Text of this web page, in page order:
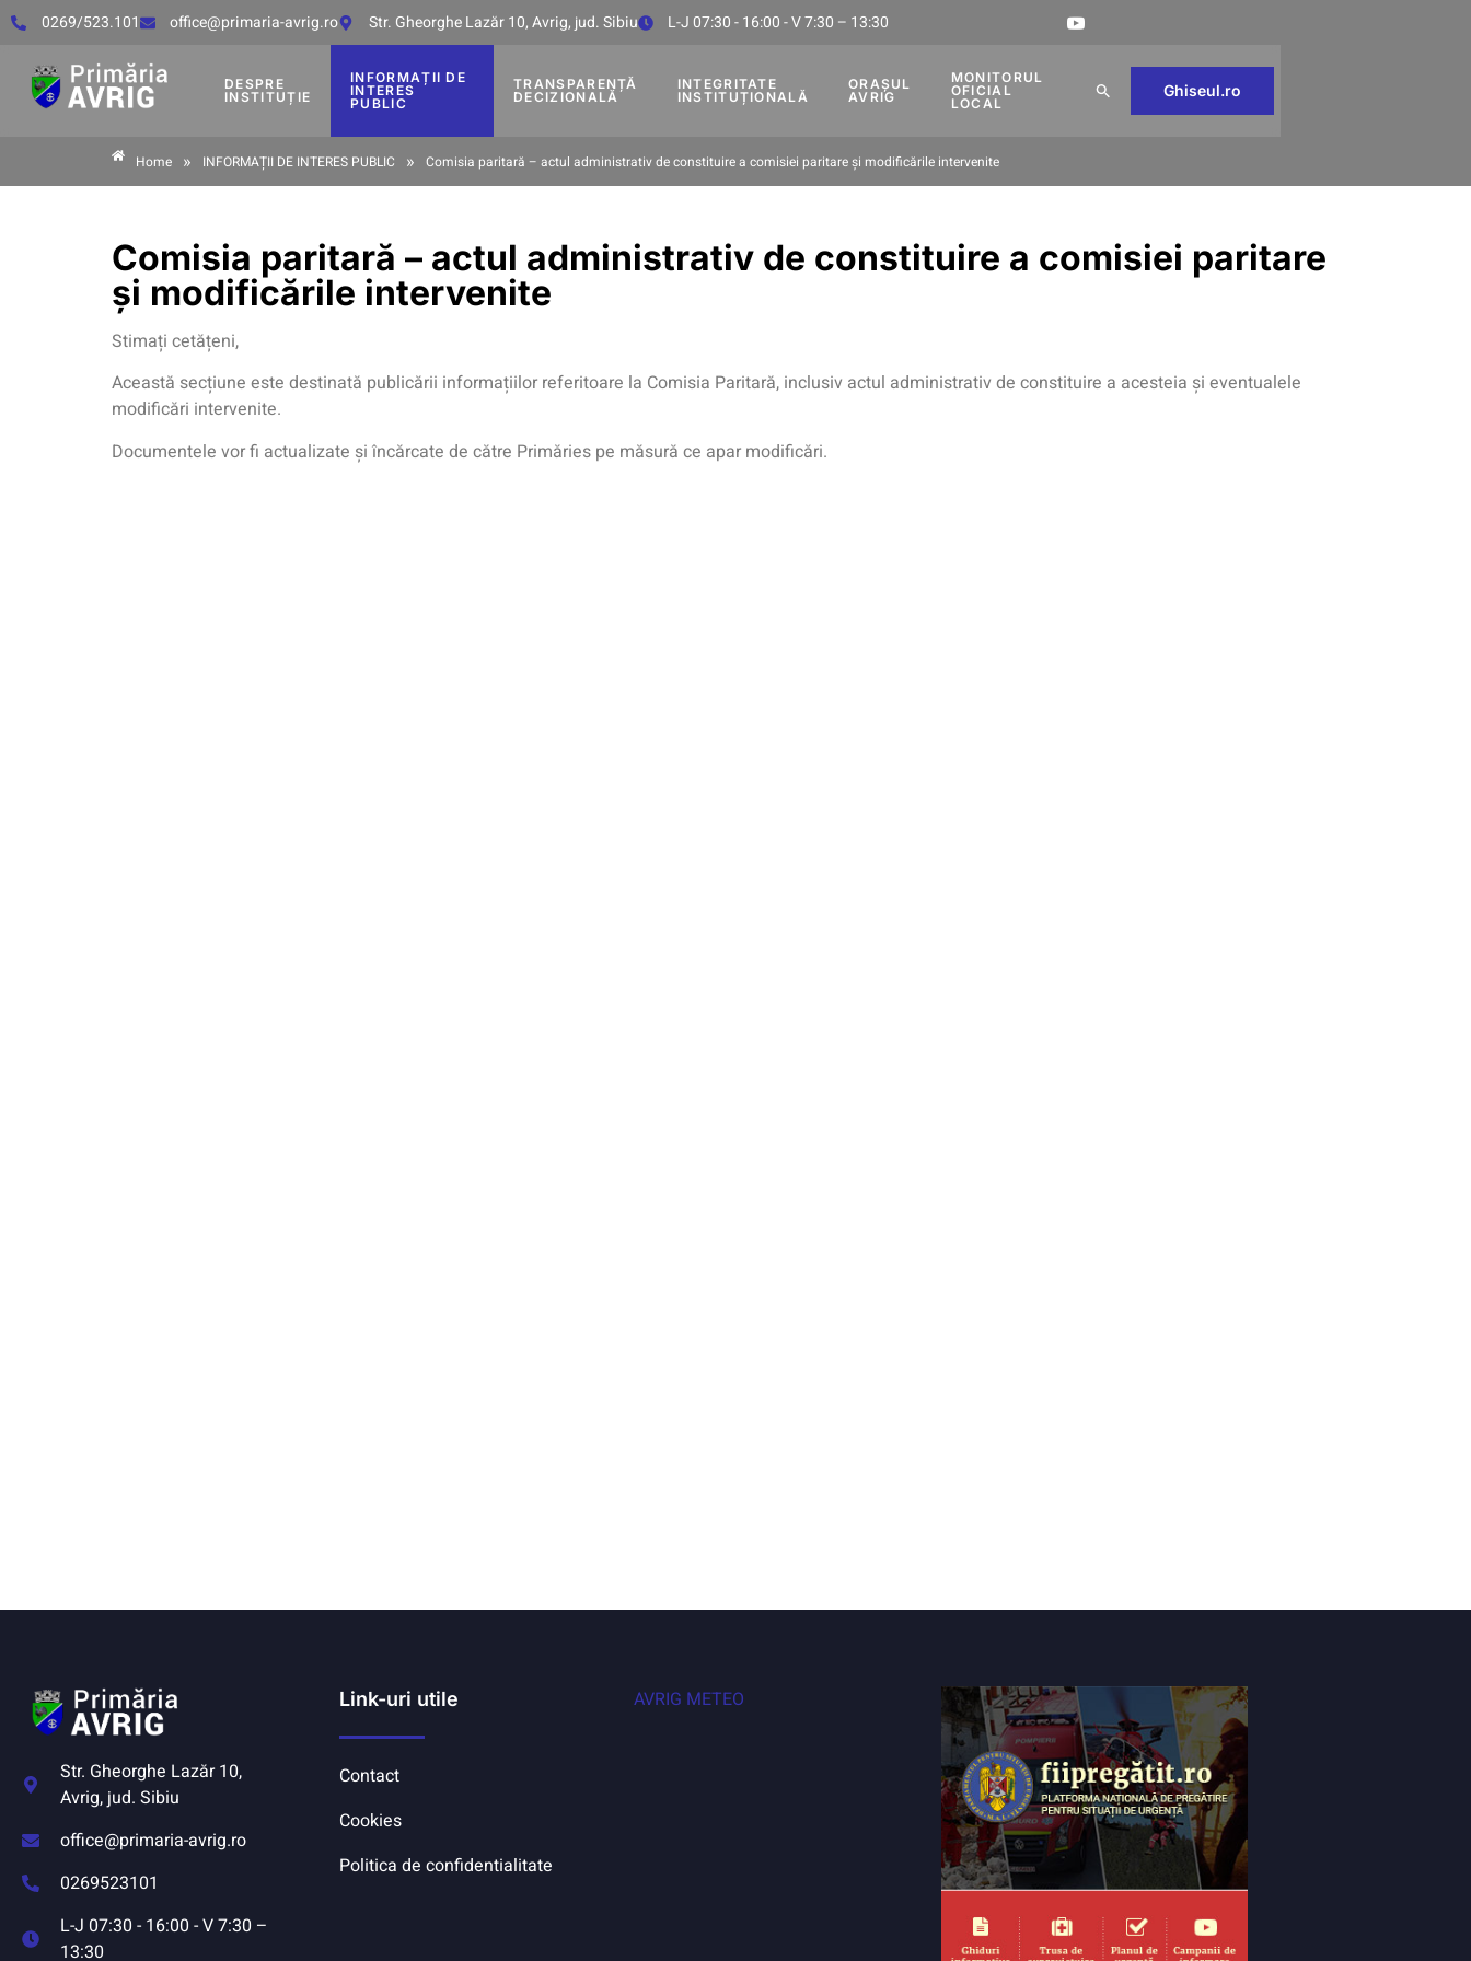
0269/523.101 office@primaria-avrig.ro Str. Gheorghe Lazăr 10, Avrig, jud. Sibiu L-J 07:30 - 16:00 - V 7:30 – 13:30
DESPRE
INSTITUȚIE
INFORMAȚII DE
INTERES
PUBLIC
TRANSPARENȚĂ
DECIZIONALĂ
INTEGRITATE
INSTITUȚIONALĂ
ORAȘUL
AVRIG
MONITORUL
OFICIAL
LOCAL
Ghiseul.ro
Home » INFORMAȚII DE INTERES PUBLIC » Comisia paritară – actul administrativ de constituire a comisiei paritare și modificările intervenite
Comisia paritară – actul administrativ de constituire a comisiei paritare
și modificările intervenite
Stimați cetățeni,
Această secțiune este destinată publicării informațiilor referitoare la Comisia Paritară, inclusiv actul administrativ de constituire a acesteia și eventualele
modificări intervenite.
Documentele vor fi actualizate și încărcate de către Primăries pe măsură ce apar modificări.
Str. Gheorghe Lazăr 10,
Avrig, jud. Sibiu
office@primaria-avrig.ro
0269523101
L-J 07:30 - 16:00 - V 7:30 –
13:30
Link-uri utile
Contact
Cookies
Politica de confidentialitate
AVRIG METEO